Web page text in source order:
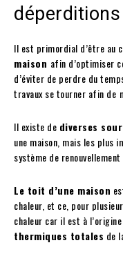
Il est primordial d’être au
maison afin d’optimiser
d’éviter de perdre du
travaux se tourner afin de
Il existe de diverses
une maison, mais les plus
système de
Le toit d’une maison
chaleur, et ce, pour
chaleur car il est à l’origine
thermiques totales de